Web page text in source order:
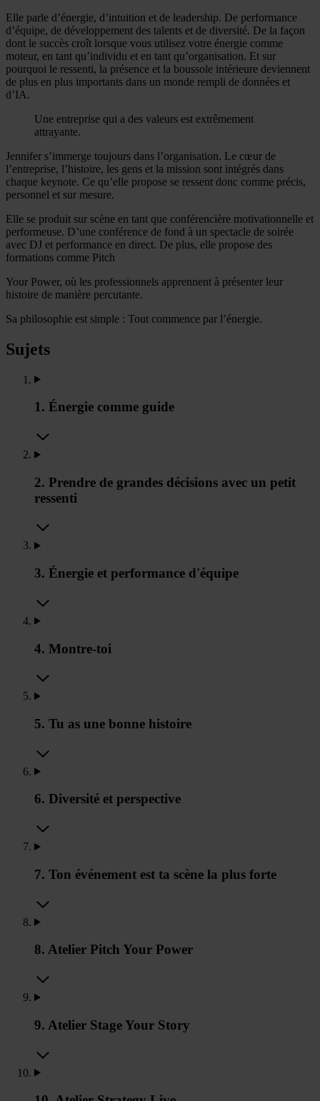
Elle parle d’énergie, d’intuition et de leadership. De performance
d’équipe, de développement des talents et de diversité. De la façon
dont le succès croît lorsque vous utilisez votre énergie comme
moteur, en tant qu’individu et en tant qu’organisation. Et sur
pourquoi le ressenti, la présence et la boussole intérieure deviennent
de plus en plus importants dans un monde rempli de données et
d’IA.
Une entreprise qui a des valeurs est extrêmement
attrayante.
Jennifer s’immerge toujours dans l’organisation. Le cœur de
l’entreprise, l’histoire, les gens et la mission sont intégrés dans
chaque keynote. Ce qu’elle propose se ressent donc comme précis,
personnel et sur mesure.
Elle se produit sur scène en tant que conférencière motivationnelle et
performeuse. D’une conférence de fond à un spectacle de soirée
avec DJ et performance en direct. De plus, elle propose des
formations comme Pitch
Your Power, où les professionnels apprennent à présenter leur
histoire de manière percutante.
Sa philosophie est simple : Tout commence par l’énergie.
Sujets
1. Énergie comme guide
2. Prendre de grandes décisions avec un petit
ressenti
3. Énergie et performance d'équipe
4. Montre-toi
5. Tu as une bonne histoire
6. Diversité et perspective
7. Ton événement est ta scène la plus forte
8. Atelier Pitch Your Power
9. Atelier Stage Your Story